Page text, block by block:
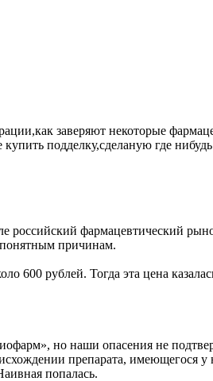
заверяют некоторые
подделку,сделаную где
российский фармацевтический
причинам.
600 рублей. Тогда эта цена
но наши опасения не
препарата, имеющегося
попалась.